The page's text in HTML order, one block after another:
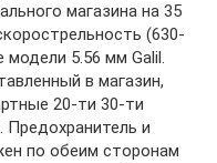
магазина на 35
(630-
модели 5.56 мм Galil.
в магазин,
20-ти 30-ти
Предохранитель и
по обеим сторонам